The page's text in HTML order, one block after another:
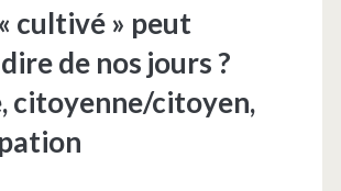
cultivé » peut
de nos jours ?
citoyenne/citoyen,